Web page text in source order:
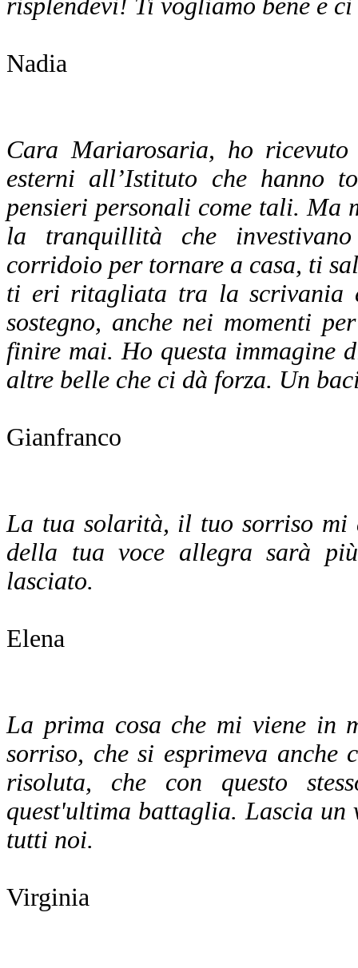
risplendevi! Ti vogliamo bene e
Nadia
Cara Mariarosaria, ho
esterni all’Istituto che hanno
pensieri personali come tali. Ma
la tranquillità che
corridoio per tornare a casa, ti
ti eri ritagliata tra la scrivania
sostegno, anche nei momenti
finire mai. Ho questa immagine
altre belle che ci dà forza. Un
Gianfranco
La tua solarità, il tuo sorriso mi
della tua voce allegra sarà
lasciato.
Elena
La prima cosa che mi viene in
sorriso, che si esprimeva anche
risoluta, che con questo
quest'ultima battaglia. Lascia un
tutti noi.
Virginia